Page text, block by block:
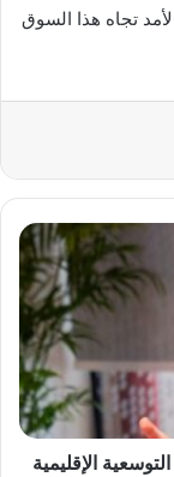
تجاه هذا السوق
الإقليمية